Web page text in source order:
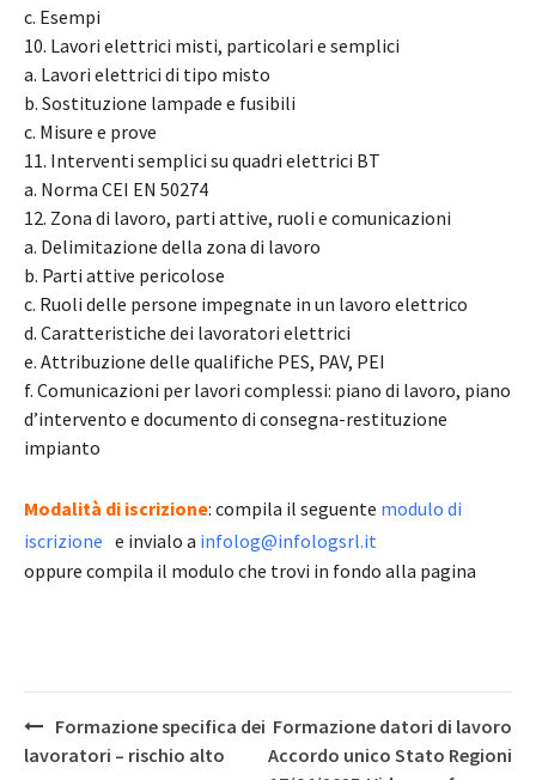
c. Esempi
10. Lavori elettrici misti, particolari e semplici
a. Lavori elettrici di tipo misto
b. Sostituzione lampade e fusibili
c. Misure e prove
11. Interventi semplici su quadri elettrici BT
a. Norma CEI EN 50274
12. Zona di lavoro, parti attive, ruoli e comunicazioni
a. Delimitazione della zona di lavoro
b. Parti attive pericolose
c. Ruoli delle persone impegnate in un lavoro elettrico
d. Caratteristiche dei lavoratori elettrici
e. Attribuzione delle qualifiche PES, PAV, PEI
f. Comunicazioni per lavori complessi: piano di lavoro, piano
d’intervento e documento di consegna-restituzione
impianto
Modalità di iscrizione: compila il seguente modulo di
iscrizione e invialo a infolog@infologsrl.it
oppure compila il modulo che trovi in fondo alla pagina
Post
navigation
Formazione specifica dei
lavoratori – rischio alto
Formazione datori di lavoro
Accordo unico Stato Regioni